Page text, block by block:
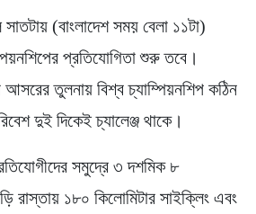
(বাংলাদেশ সময় বেলা ১১টা)
প্রতিযোগিতা শুরু তবে।
তুলনায় বিশ্ব চ্যাম্পিয়নশিপ কঠিন
দুই দিকেই চ্যালেঞ্জ থাকে।
সমুদ্রে ৩ দশমিক ৮
রাস্তায় ১৮০ কিলোমিটার সাইক্লিং এবং